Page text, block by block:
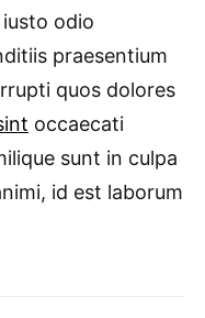
odio
praesentium
quos dolores
occaecati
sunt in culpa
id est laborum